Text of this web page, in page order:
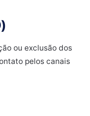
ou exclusão dos
pelos canais